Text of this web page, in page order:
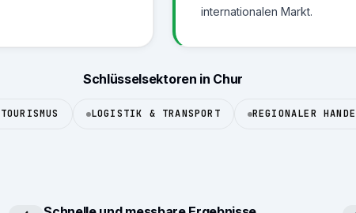
internationalen Markt.
Schlüsselsektoren in Chur
LOGISTIK & TRANSPORT REGIONALER